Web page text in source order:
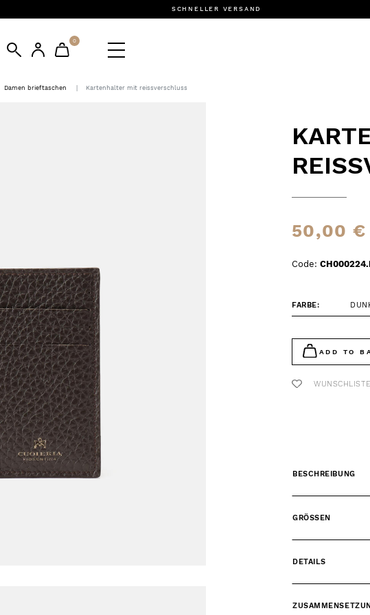
SCHNELLER VERSAND
0
Damen brieftaschen Kartenhalter mit reissverschluss
50,00 €
Code:
FARBE:
ADD TO
WUNSCHLISTE
BESCHREIBUNG
GRÖSSEN
DETAILS